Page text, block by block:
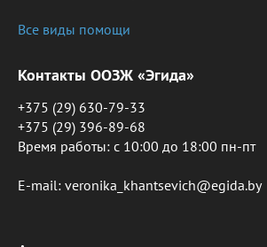
Все виды помощи
Контакты ООЗЖ «Эгида»
+375 (29) 630-79-33
+375 (29) 396-89-68
Время работы: c 10:00 до 18:00 пн-пт
E-mail: veronika_khantsevich@egida.by